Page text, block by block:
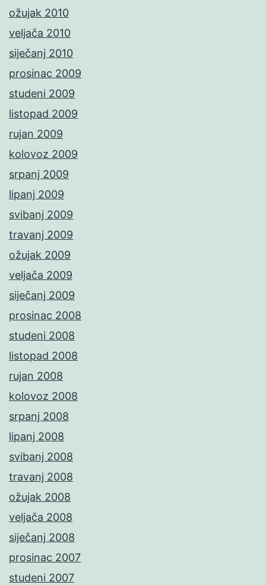
ožujak 2010
veljača 2010
siječanj 2010
prosinac 2009
studeni 2009
listopad 2009
rujan 2009
kolovoz 2009
srpanj 2009
lipanj 2009
svibanj 2009
travanj 2009
ožujak 2009
veljača 2009
siječanj 2009
prosinac 2008
studeni 2008
listopad 2008
rujan 2008
kolovoz 2008
srpanj 2008
lipanj 2008
svibanj 2008
travanj 2008
ožujak 2008
veljača 2008
siječanj 2008
prosinac 2007
studeni 2007